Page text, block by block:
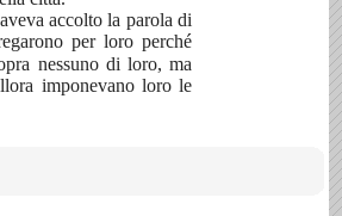
accolto la parola di
per loro perché
nessuno di loro, ma
imponevano loro le